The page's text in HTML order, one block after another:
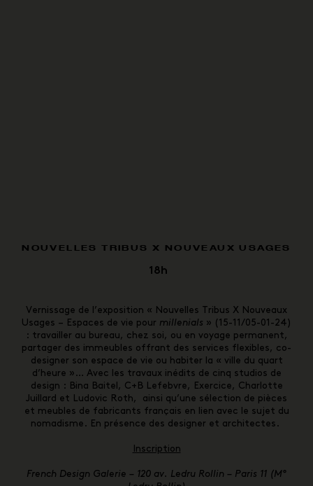
NOUVELLES TRIBUS X NOUVEAUX USAGES
18h
Vernissage de l’exposition « Nouvelles Tribus X Nouveaux
Usages – Espaces de vie pour millenials » (15-11/05-01-24)
: travailler au bureau, chez soi, ou en voyage permanent,
partager des immeubles offrant des services flexibles, co-
designer son espace de vie ou habiter la « ville du quart
d’heure »…
Avec les travaux inédits de cinq studios de
design : Bina Baitel, C+B Lefebvre, Exercice, Charlotte
Juillard et Ludovic Roth, ainsi qu’une sélection de pièces
et meubles de fabricants français en lien avec le sujet du
nomadisme. En présence des designer et architectes.
Inscription
French Design Galerie – 120 av. Ledru Rollin – Paris 11 (M°